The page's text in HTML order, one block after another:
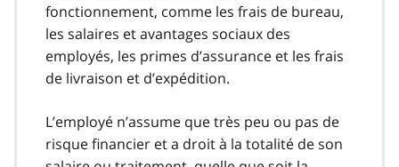
fonctionnement, comme les frais de bureau,
les salaires et avantages sociaux des
employés, les primes d’assurance et les frais
de livraison et d’expédition.
L’employé n’assume que très peu ou pas de
risque financier et a droit à la totalité de son